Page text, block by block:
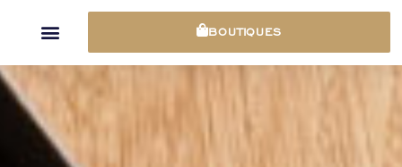
BOUTIQUES
Panneau de gestion des cookies